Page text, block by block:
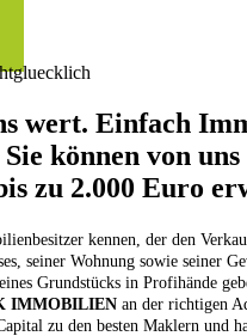
wert. Einfach
können von uns
zu 2.000 Euro
kennen, der den
seiner Wohnung sowie seiner
Grundstücks in Profihände
IMMOBILIEN an der richtigen
zu den besten Maklern und